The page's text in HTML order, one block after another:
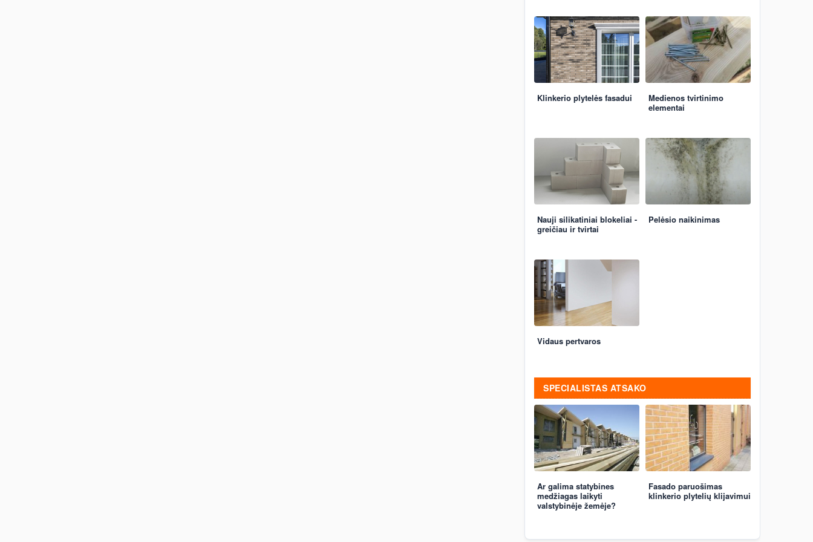
Klinkerio plytelės fasadui
Medienos tvirtinimo
elementai
Nauji silikatiniai blokeliai -
greičiau ir tvirtai
Pelėsio naikinimas
Vidaus pertvaros
SPECIALISTAS ATSAKO
Ar galima statybines
medžiagas laikyti
valstybinėje žemėje?
Fasado paruošimas
klinkerio plytelių klijavimui